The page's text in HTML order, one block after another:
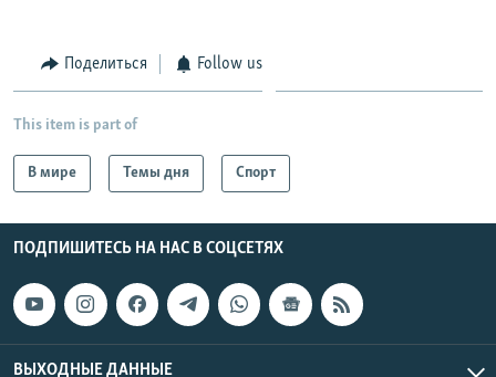
Поделиться Follow us
This item is part of
В мире Темы дня Спорт
ПОДПИШИТЕСЬ НА НАС В СОЦСЕТЯХ
ВЫХОДНЫЕ ДАННЫЕ